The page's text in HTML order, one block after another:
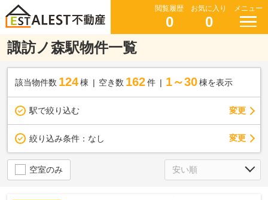
閲覧履歴
0
お気に入り
0
メニュー
諏訪ノ森駅物件一覧
該当物件数 124棟 空き数 162 件 1～30 棟を表示
駅で絞り込む 変更
絞り込み条件： なし 変更
空室のみ